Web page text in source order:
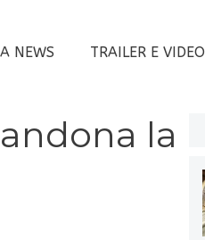
NEWS TRAILER E VIDEO
la